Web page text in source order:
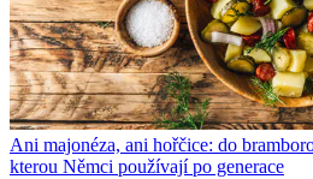
Ani majonéza, ani hořčice: do
kterou Němci používají po generace